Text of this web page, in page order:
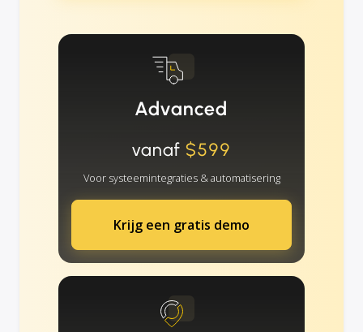
Advanced
vanaf $599
Voor systeemintegraties & automatisering
Krijg een gratis demo